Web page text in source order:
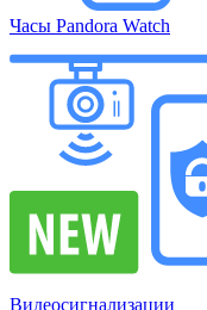
Часы Pandora Watch
Видеосигнализации